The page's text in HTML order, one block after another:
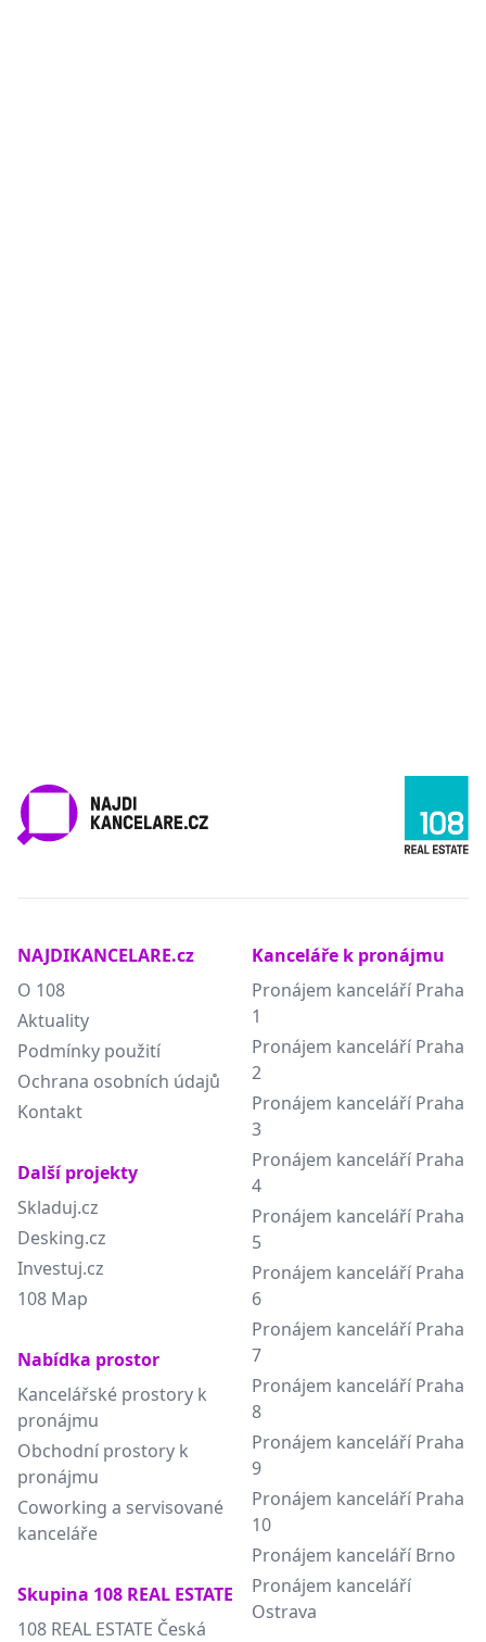
NAJDIKANCELARE.cz
O 108
Aktuality
Podmínky použití
Ochrana osobních údajů
Kontakt
Další projekty
Skladuj.cz
Desking.cz
Investuj.cz
108 Map
Nabídka prostor
Kancelářské prostory k
pronájmu
Obchodní prostory k
pronájmu
Coworking a servisované
kanceláře
Skupina 108 REAL ESTATE
108 REAL ESTATE Česká
Kanceláře k pronájmu
Pronájem kanceláří Praha
1
Pronájem kanceláří Praha
2
Pronájem kanceláří Praha
3
Pronájem kanceláří Praha
4
Pronájem kanceláří Praha
5
Pronájem kanceláří Praha
6
Pronájem kanceláří Praha
7
Pronájem kanceláří Praha
8
Pronájem kanceláří Praha
9
Pronájem kanceláří Praha
10
Pronájem kanceláří Brno
Pronájem kanceláří
Ostrava